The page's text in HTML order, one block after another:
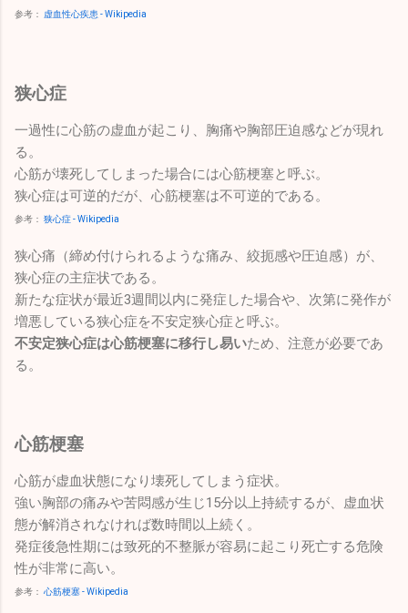
参考： 虚血性心疾患 - Wikipedia
狭心症
一過性に心筋の虚血が起こり、胸痛や胸部圧迫感などが現れ
る。
心筋が壊死してしまった場合には心筋梗塞と呼ぶ。
狭心症は可逆的だが、心筋梗塞は不可逆的である。
参考： 狭心症 - Wikipedia
狭心痛（締め付けられるような痛み、絞扼感や圧迫感）が、
狭心症の主症状である。
新たな症状が最近3週間以内に発症した場合や、次第に発作が
増悪している狭心症を不安定狭心症と呼ぶ。
不安定狭心症は心筋梗塞に移行し易いため、注意が必要であ
る。
心筋梗塞
心筋が虚血状態になり壊死してしまう症状。
強い胸部の痛みや苦悶感が生じ15分以上持続するが、虚血状
態が解消されなければ数時間以上続く。
発症後急性期には致死的不整脈が容易に起こり死亡する危険
性が非常に高い。
参考： 心筋梗塞 - Wikipedia